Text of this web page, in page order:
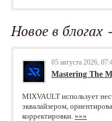
Новое в блогах
05 августа 2026,
Mastering The
MIXVAULT использует
эквалайзером,
корректировки. »»»